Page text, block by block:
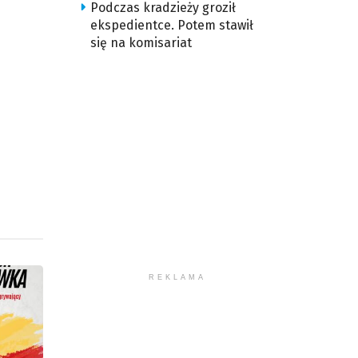
Podczas kradzieży groził
ekspedientce. Potem stawił
się na komisariat
REKLAMA